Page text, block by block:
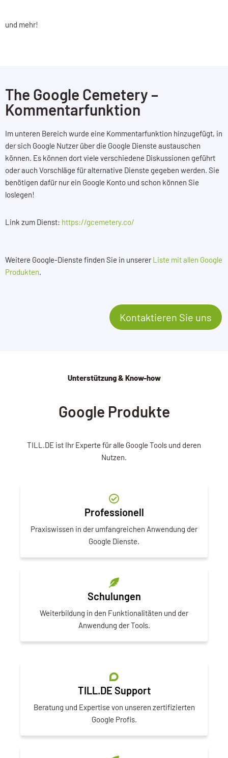
und mehr!
The Google Cemetery –
Kommentarfunktion
Im unteren Bereich wurde eine Kommentarfunktion hinzugefügt, in
der sich Google Nutzer über die Google Dienste austauschen
können. Es können dort viele verschiedene Diskussionen geführt
oder auch Vorschläge für alternative Dienste gegeben werden. Sie
benötigen dafür nur ein Google Konto und schon können Sie
loslegen!
Link zum Dienst: https://gcemetery.co/
Weitere Google-Dienste finden Sie in unsererListe mit allen Google
Produkten.
Kontaktieren Sie uns
Unterstützung & Know-how
Google Produkte
TILL.DE ist Ihr Experte für alle Google Tools und deren
Nutzen.
Professionell
Praxiswissen in der umfangreichen Anwendung der
Google Dienste.
Schulungen
Weiterbildung in den Funktionalitäten und der
Anwendung der Tools.
TILL.DE Support
Beratung und Expertise von unseren zertifizierten
Google Profis.